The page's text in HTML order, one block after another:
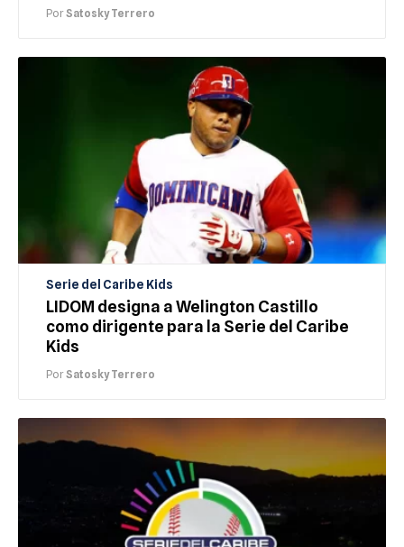
PorSatosky Terrero
Serie del Caribe Kids
LIDOM designa a Welington Castillo
como dirigente para la Serie del Caribe
Kids
PorSatosky Terrero